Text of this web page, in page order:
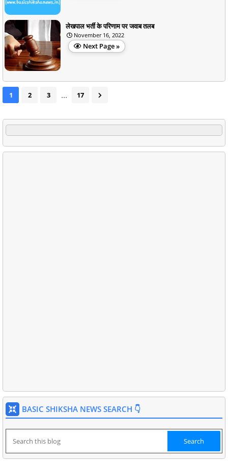
लेखपाल भर्ती के परिणाम पर जवाब तलब
November 16, 2022
Next Page »
1 2 3 ... 17
BASIC SHIKSHA NEWS SEARCH 👇